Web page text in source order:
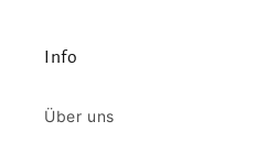
Info
Über uns